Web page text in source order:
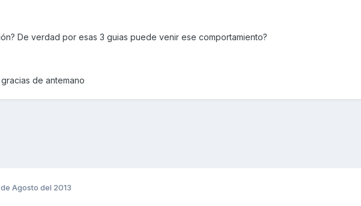
De verdad por esas 3 guias puede venir ese comportamiento?
de antemano
de Agosto del 2013